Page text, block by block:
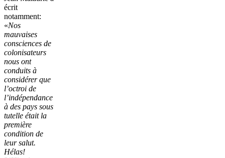
écrit
notamment:
«Nos
mauvaises
consciences de
colonisateurs
nous ont
conduits à
considérer que
l’octroi de
l’indépendance
à des pays sous
tutelle était la
première
condition de
leur salut.
Hélas!